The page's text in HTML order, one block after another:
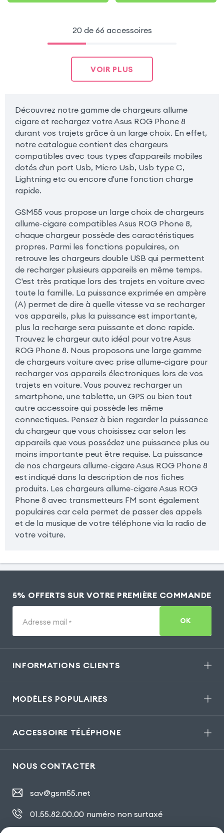
20 de 66 accessoires
VOIR PLUS
Découvrez notre gamme de chargeurs allume
cigare et rechargez votre Asus ROG Phone 8
durant vos trajets grâce à un large choix. En effet,
notre catalogue contient des chargeurs
compatibles avec tous types d'appareils mobiles
dotés d'un port Usb, Micro Usb, Usb type C,
Lightning etc ou encore d'une fonction charge
rapide.
GSM55 vous propose un large choix de chargeurs
allume-cigare compatibles Asus ROG Phone 8,
chaque chargeur possède des caractéristiques
propres. Parmi les fonctions populaires, on
retrouve les chargeurs double USB qui permettent
de recharger plusieurs appareils en même temps.
C'est très pratique lors des trajets en voiture avec
toute la famille. La puissance exprimée en ampère
(A) permet de dire à quelle vitesse va se recharger
vos appareils, plus la puissance est importante,
plus la recharge sera puissante et donc rapide.
Trouvez le chargeur auto idéal pour votre Asus
ROG Phone 8. Nous proposons une large gamme
de chargeurs voiture avec prise allume-cigare pour
recharger vos appareils électroniques lors de vos
trajets en voiture. Vous pouvez recharger un
smartphone, une tablette, un GPS ou bien tout
autre accessoire qui possède les même
connectiques. Pensez à bien regarder la puissance
du chargeur que vous choisissez car selon les
appareils que vous possédez une puissance plus ou
moins importante peut être requise. La puissance
de nos chargeurs allume-cigare Asus ROG Phone 8
est indiqué dans la description de nos fiches
produits. Les chargeurs allume-cigare Asus ROG
Phone 8 avec transmetteurs FM sont également
populaires car cela permet de passer des appels
et de la musique de votre téléphone via la radio de
votre voiture.
5% OFFERTS SUR VOTRE PREMIÈRE COMMANDE
Adresse mail * OK
INFORMATIONS CLIENTS
MODÈLES POPULAIRES
ACCESSOIRE TÉLÉPHONE
NOUS CONTACTER
sav@gsm55.net
01.55.82.00.00 numéro non surtaxé